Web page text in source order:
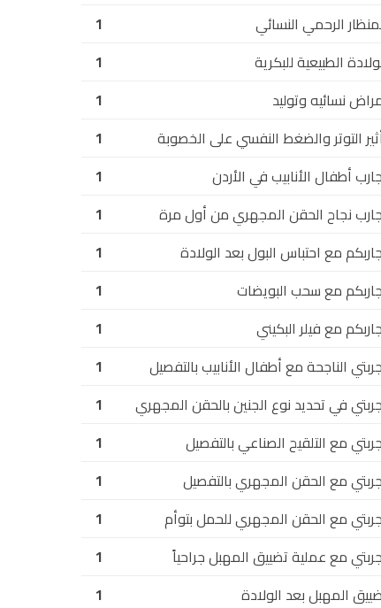
الرحمي النسائي
1
الطبيعية للبكرية
1
نسائيه وتوليد
1
التوتر والضغط النفسي على الخصوبة
1
أطفال الأنابيب في الأردن
1
نجاح الحقن المجهري من أول مرة
1
مع احتباس البول بعد الولادة
1
مع سحب البويضات
1
مع فيلر البكيني
1
الناجحة مع أطفال الأنابيب بالتفصيل
1
في تحديد نوع الجنين بالحقن المجهري
1
مع التلقيح الصناعي بالتفصيل
1
مع الحقن المجهري بالتفصيل
1
مع الحقن المجهري للحمل بتوأم
1
مع عملية تضييق المهبل جراحياً
1
المهبل بعد الولادة
1